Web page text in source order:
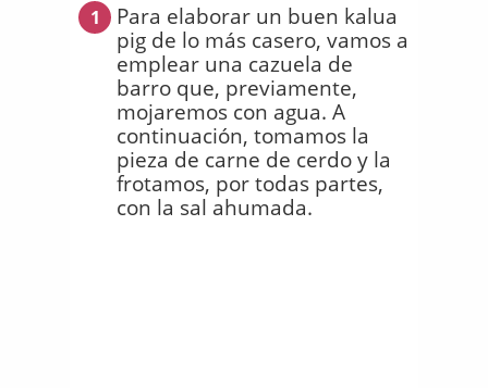
1
Para elaborar un buen kalua
pig de lo más casero, vamos a
emplear una cazuela de
barro que, previamente,
mojaremos con agua. A
continuación, tomamos la
pieza de carne de cerdo y la
frotamos, por todas partes,
con la sal ahumada.